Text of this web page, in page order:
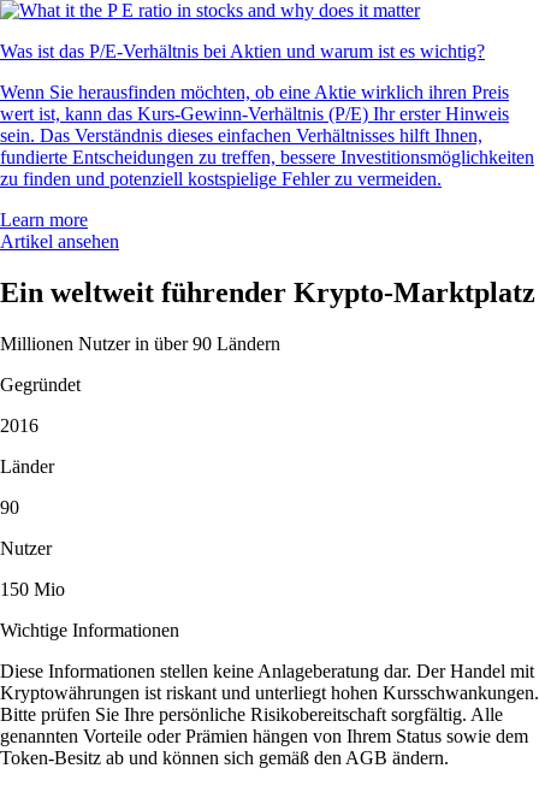
Was ist das P/E-Verhältnis bei Aktien und warum ist es wichtig?
Wenn Sie herausfinden möchten, ob eine Aktie wirklich ihren Preis
wert ist, kann das Kurs-Gewinn-Verhältnis (P/E) Ihr erster Hinweis
sein. Das Verständnis dieses einfachen Verhältnisses hilft Ihnen,
fundierte Entscheidungen zu treffen, bessere Investitionsmöglichkeiten
zu finden und potenziell kostspielige Fehler zu vermeiden.
Learn more
Artikel ansehen
Ein weltweit führender Krypto-Marktplatz
Millionen Nutzer in über 90 Ländern
Gegründet
2016
Länder
90
Nutzer
150 Mio
Wichtige Informationen
Diese Informationen stellen keine Anlageberatung dar. Der Handel mit
Kryptowährungen ist riskant und unterliegt hohen Kursschwankungen.
Bitte prüfen Sie Ihre persönliche Risikobereitschaft sorgfältig. Alle
genannten Vorteile oder Prämien hängen von Ihrem Status sowie dem
Token-Besitz ab und können sich gemäß den AGB ändern.